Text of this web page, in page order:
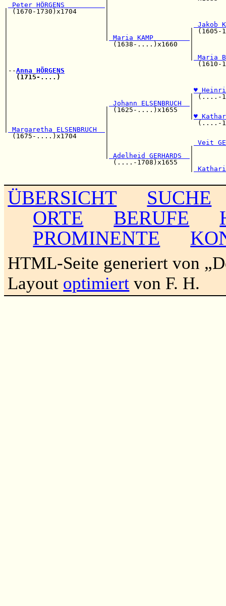
Peter HÖRGENS
| (1670-
|                        |                    | (1605-
Maria KAMP
|                          (1638-
Maria
|
|--Anna HÖRGENS
(1715-....)
♥
|
Johann ELSENBRUCH
|                        | (1625-
♥
|                        |
Margaretha ELSENBRUCH
(1675-....)x1704       |
Veit
Adelheid GERHARDS
(....-
ÜBERSICHT
SUCHE
ORTE
BERUFE
PROMINENTE
HTML-Seite generiert von
Layout optimiert von F. H.